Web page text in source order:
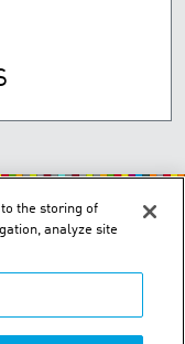
to the storing of
analyze site